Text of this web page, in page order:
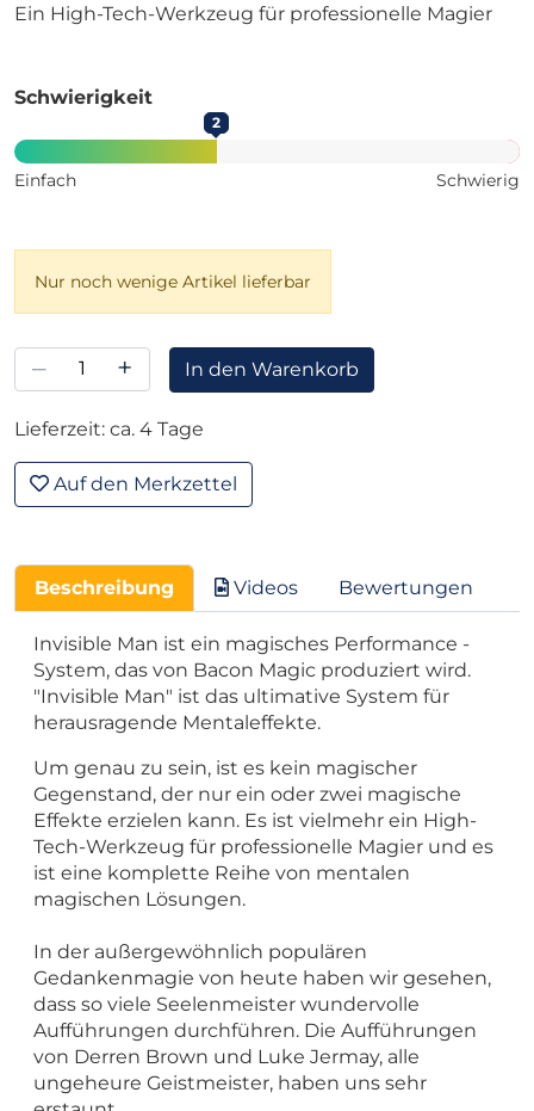
Ein High-Tech-Werkzeug für professionelle Magier
Schwierigkeit
2
Einfach Schwierig
Nur noch wenige Artikel lieferbar
– + In den Warenkorb
Lieferzeit: ca. 4 Tage
Auf den Merkzettel
Beschreibung Videos Bewertungen
Invisible Man ist ein magisches Performance -
System, das von Bacon Magic produziert wird.
"Invisible Man" ist das ultimative System für
herausragende Mentaleffekte.
Um genau zu sein, ist es kein magischer
Gegenstand, der nur ein oder zwei magische
Effekte erzielen kann. Es ist vielmehr ein High-
Tech-Werkzeug für professionelle Magier und es
ist eine komplette Reihe von mentalen
magischen Lösungen.
In der außergewöhnlich populären
Gedankenmagie von heute haben wir gesehen,
dass so viele Seelenmeister wundervolle
Aufführungen durchführen. Die Aufführungen
von Derren Brown und Luke Jermay, alle
ungeheure Geistmeister, haben uns sehr